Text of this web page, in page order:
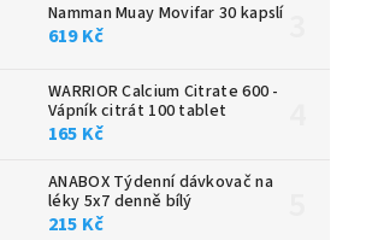
Namman Muay Movifar 30 kapslí
619 Kč
WARRIOR Calcium Citrate 600 -
Vápník citrát 100 tablet
165 Kč
ANABOX Týdenní dávkovač na
léky 5x7 denně bílý
215 Kč